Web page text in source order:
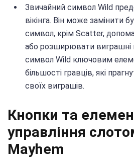
Звичайний символ Wild
вікінга. Він може замінити
символ, крім Scatter,
або розширювати виграшні
символ Wild ключовим
більшості гравців, які
своїх виграшів.
Кнопки та
управління
Mayhem